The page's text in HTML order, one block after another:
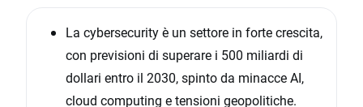
La cybersecurity è un settore in forte crescita,
con previsioni di superare i 500 miliardi di
dollari entro il 2030, spinto da minacce AI,
cloud computing e tensioni geopolitiche.